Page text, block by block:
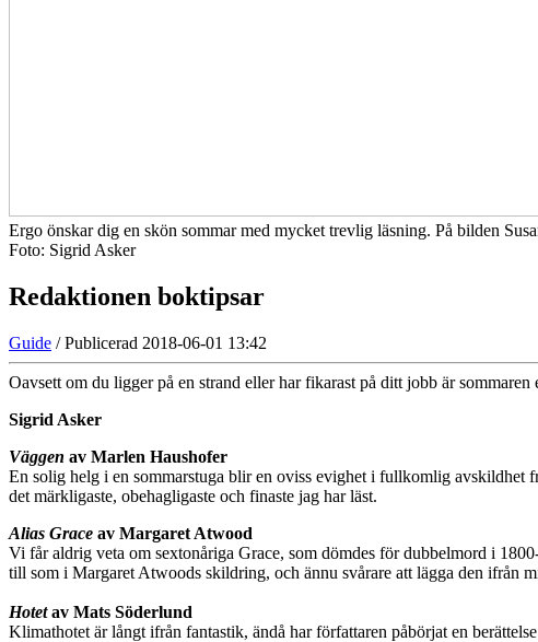
Ergo önskar dig en skön sommar med mycket trevlig läsning. På bilden
Foto: Sigrid Asker
Redaktionen boktipsar
Guide / Publicerad 2018-06-01 13:42
Oavsett om du ligger på en strand eller har fikarast på ditt jobb är
Sigrid Asker
Väggen av Marlen Haushofer
En solig helg i en sommarstuga blir en oviss evighet i fullkomlig avskildhet
det märkligaste, obehagligaste och finaste jag har läst.
Alias Grace av Margaret Atwood
Vi får aldrig veta om sextonåriga Grace, som dömdes för dubbelmord i
till som i Margaret Atwoods skildring, och ännu svårare att lägga den ifrån
Hotetav Mats Söderlund
Klimathotet är långt ifrån fantastik, ändå har författaren påbörjat en